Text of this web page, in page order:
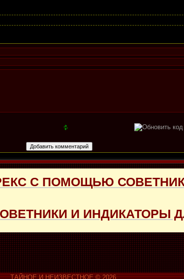
С ПОМОЩЬЮ
И ИНДИКАТОРЫ
ТАЙНОЕ И НЕИЗВЕСТНОЕ © 2026